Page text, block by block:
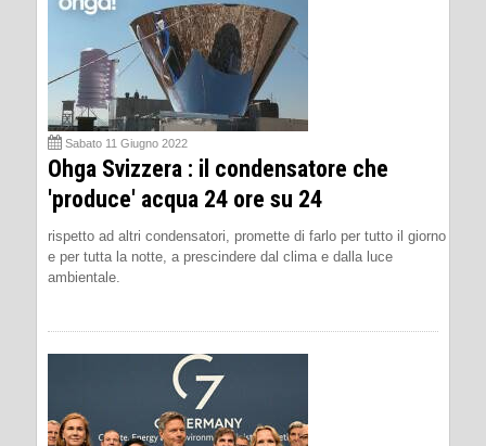
Sabato 11 Giugno 2022
Ohga Svizzera : il condensatore che
'produce' acqua 24 ore su 24
rispetto ad altri condensatori, promette di farlo per tutto il giorno
e per tutta la notte, a prescindere dal clima e dalla luce
ambientale.